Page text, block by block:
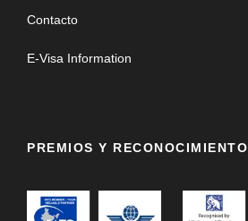
Contacto
E-Visa Information
PREMIOS Y RECONOCIMIENTO